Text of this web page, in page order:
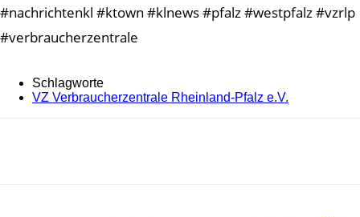
#nachrichtenkl #ktown #klnews #pfalz #westpfalz #vzrlp
#verbraucherzentrale
Schlagworte
VZ Verbraucherzentrale Rheinland-Pfalz e.V.